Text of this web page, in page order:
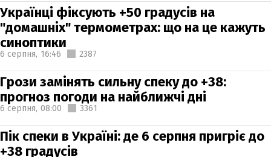
Українці фіксують +50 градусів на
"домашніх" термометрах: що на це кажуть
синоптики
6 серпня, 16:46 2387
Грози замінять сильну спеку до +38:
прогноз погоди на найближчі дні
6 серпня, 08:00 3361
Пік спеки в Україні: де 6 серпня пригріє до
+38 градусів